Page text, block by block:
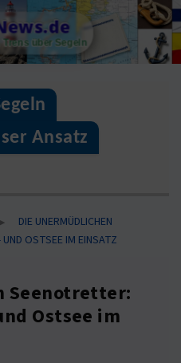
über Segeln
Ansatz
DIE UNERMÜDLICHEN
OSTSEE IM EINSATZ
Seenotretter:
Ostsee im